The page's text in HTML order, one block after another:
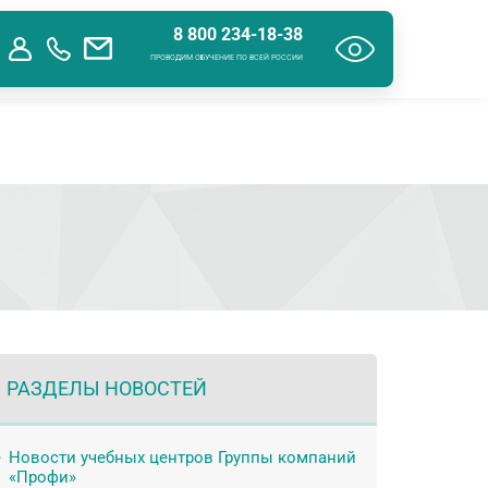
об образовательной организации Контакты
8 800 234-18-38
ПРОВОДИМ ОБУЧЕНИЕ ПО ВСЕЙ РОССИИ
РАЗДЕЛЫ НОВОСТЕЙ
Новости учебных центров Группы компаний
«Профи»